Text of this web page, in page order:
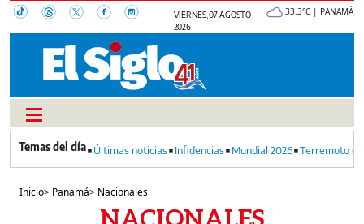
VIERNES, 07 AGOSTO
2026
33.3°C | PANAMÁ
Últimas noticias Infidencias Mundial 2026 Terremoto
Inicio> Panamá> Nacionales
NACIONALES